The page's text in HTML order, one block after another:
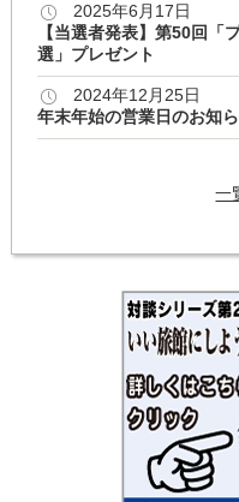
2025年6月17日
【当選者発表】第50回「
選」プレゼント
2024年12月25日
年末年始の営業日のお知
一